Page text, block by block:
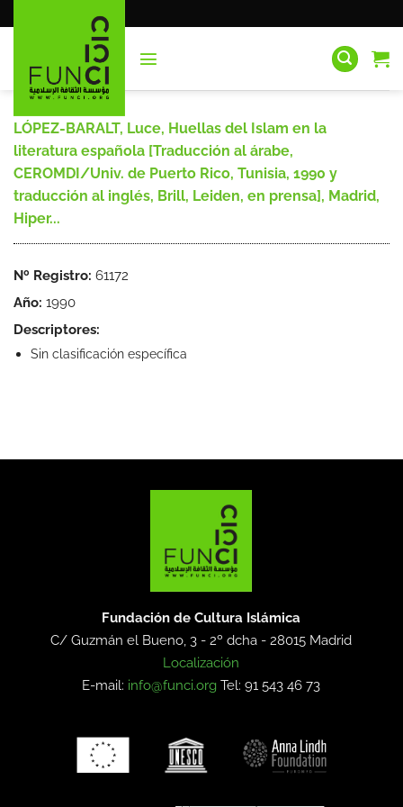
al
LÓPEZ-BARALT, Luce, Huellas del Islam en la
literatura española [Traducción al árabe,
CEROMDI/Univ. de Puerto Rico, Tunisia, 1990 y
traducción al inglés, Brill, Leiden, en prensa], Madrid,
Hiper...
Nº Registro: 61172
Año: 1990
Descriptores:
Sin clasificación específica
Fundación de Cultura Islámica
C/ Guzmán el Bueno, 3 - 2º dcha -28015 Madrid
Localización
E-mail: info@funci.org Tel: 91 543 46 73